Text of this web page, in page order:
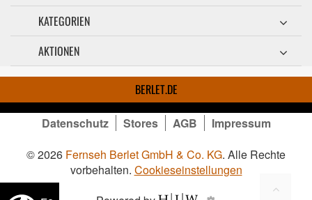
KATEGORIEN
AKTIONEN
BERLET.DE
Datenschutz Stores AGB
Impressum
© 2026 Fernseh Berlet GmbH & Co. KG. Alle Rechte
vorbehalten. Cookieseinstellungen